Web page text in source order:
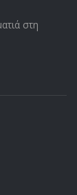
στη